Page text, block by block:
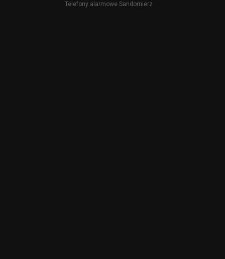
Telefony alarmowe Sandomierz